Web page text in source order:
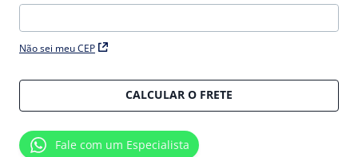
Não sei meu CEP
CALCULAR O FRETE
Fale com um Especialista